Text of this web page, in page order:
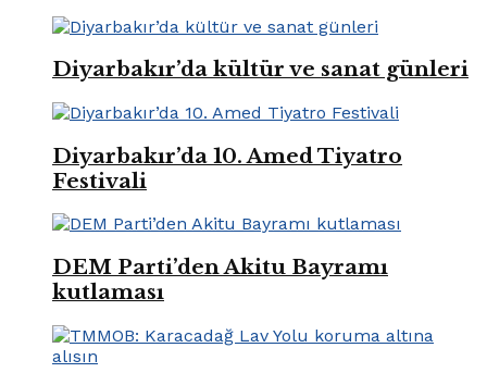
Diyarbakır’da kültür ve sanat günleri
Diyarbakır’da 10. Amed Tiyatro
Festivali
DEM Parti’den Akitu Bayramı
kutlaması